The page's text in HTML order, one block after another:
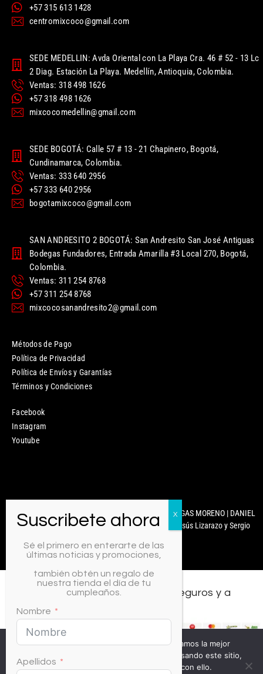
+57 315 613 1428
centromixcoco@gmail.com
SEDE MEDELLIN: Avda Oriental con La Playa Cra. 46 # 52 - 13 Lc
2 Diag. Estación La Playa. Medellín, Antioquia, Colombia.
Ventas: 318 498 1626
+57 318 498 1626
mixcocomedellin@gmail.com
SEDE BOGOTÁ: Calle 57 # 13 - 21 Chapinero, Bogotá,
Cundinamarca, Colombia.
Ventas: 333 640 2956
+57 333 640 2956
bogotamixcoco@gmail.com
SAN ANDRESITO 2 BOGOTÁ: San Andresito San José Antiguas
Bodegas Fundadores, Entrada Amarilla #3 Local 270, Bogotá,
Colombia.
Ventas: 311 254 8768
+57 311 254 8768
mixcocosanandresito2@gmail.com
Métodos de Pago
Política de Privacidad
Política de Envíos y Garantías
Términos y Condiciones
Facebook
Instagram
Youtube
Mixcoco Colombia | Antonella Nails | MARYURY ARENGAS MORENO | DANIEL
CARABALLO | © 2025 Diseñado y Desarrollado por Jesús Lizarazo y Sergio
Todos los medios de pago, seguros y a
Sé el primero en enterarte de las
últimas noticias y promociones,
también obtén un regalo de
nuestra tienda el día de tu
cumpleaños.
Nombre
Apellidos
Usamos cookies para asegurar que te damos la mejor
experiencia en nuestra web. Si continúas usando este sitio,
asumiremos que estás de acuerdo con ello.